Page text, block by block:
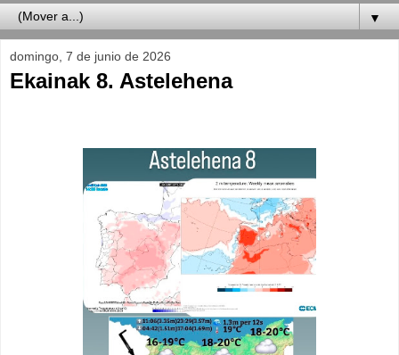
▼
domingo, 7 de junio de 2026
Ekainak 8. Astelehena